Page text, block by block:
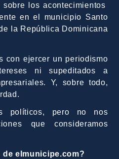
los acontecimientos
en el municipio Santo
la República Dominicana
con ejercer un periodismo
ni supeditados a
Y, sobre todo,
políticos, pero no nos
que consideramos
elmunicipe.com?